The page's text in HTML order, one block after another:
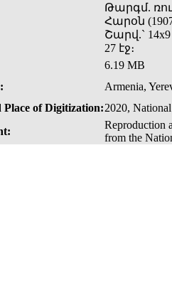
Թարգմ.
Հարօն
Շարվ.` 14x9
27 էջ։
6.19 MB
Armenia,
Place of Digitization:2020,
Reproduction
from the